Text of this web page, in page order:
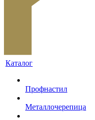
Каталог
Профнастил
Металлочерепица